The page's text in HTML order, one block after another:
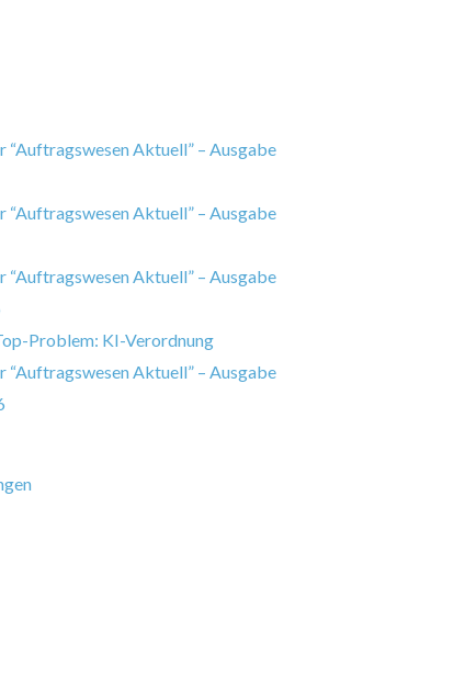
“Auftragswesen Aktuell” – Ausgabe
“Auftragswesen Aktuell” – Ausgabe
“Auftragswesen Aktuell” – Ausgabe
Problem: KI-Verordnung
“Auftragswesen Aktuell” – Ausgabe